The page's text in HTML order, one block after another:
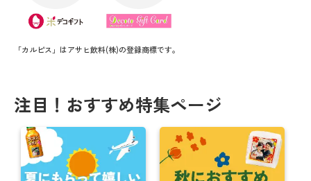
「カルピス」はアサヒ飲料(株)の登録商標です。
注目！おすすめ特集ページ